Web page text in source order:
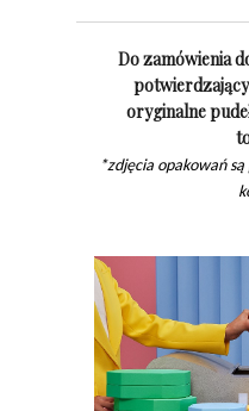
Do zamówienia
oryginalne
*zdjęcia opakowań